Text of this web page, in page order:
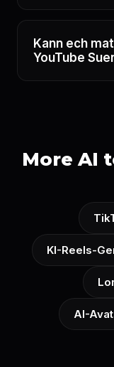
Kann ech
YouTube
More AI
KI-Reels-
AI-